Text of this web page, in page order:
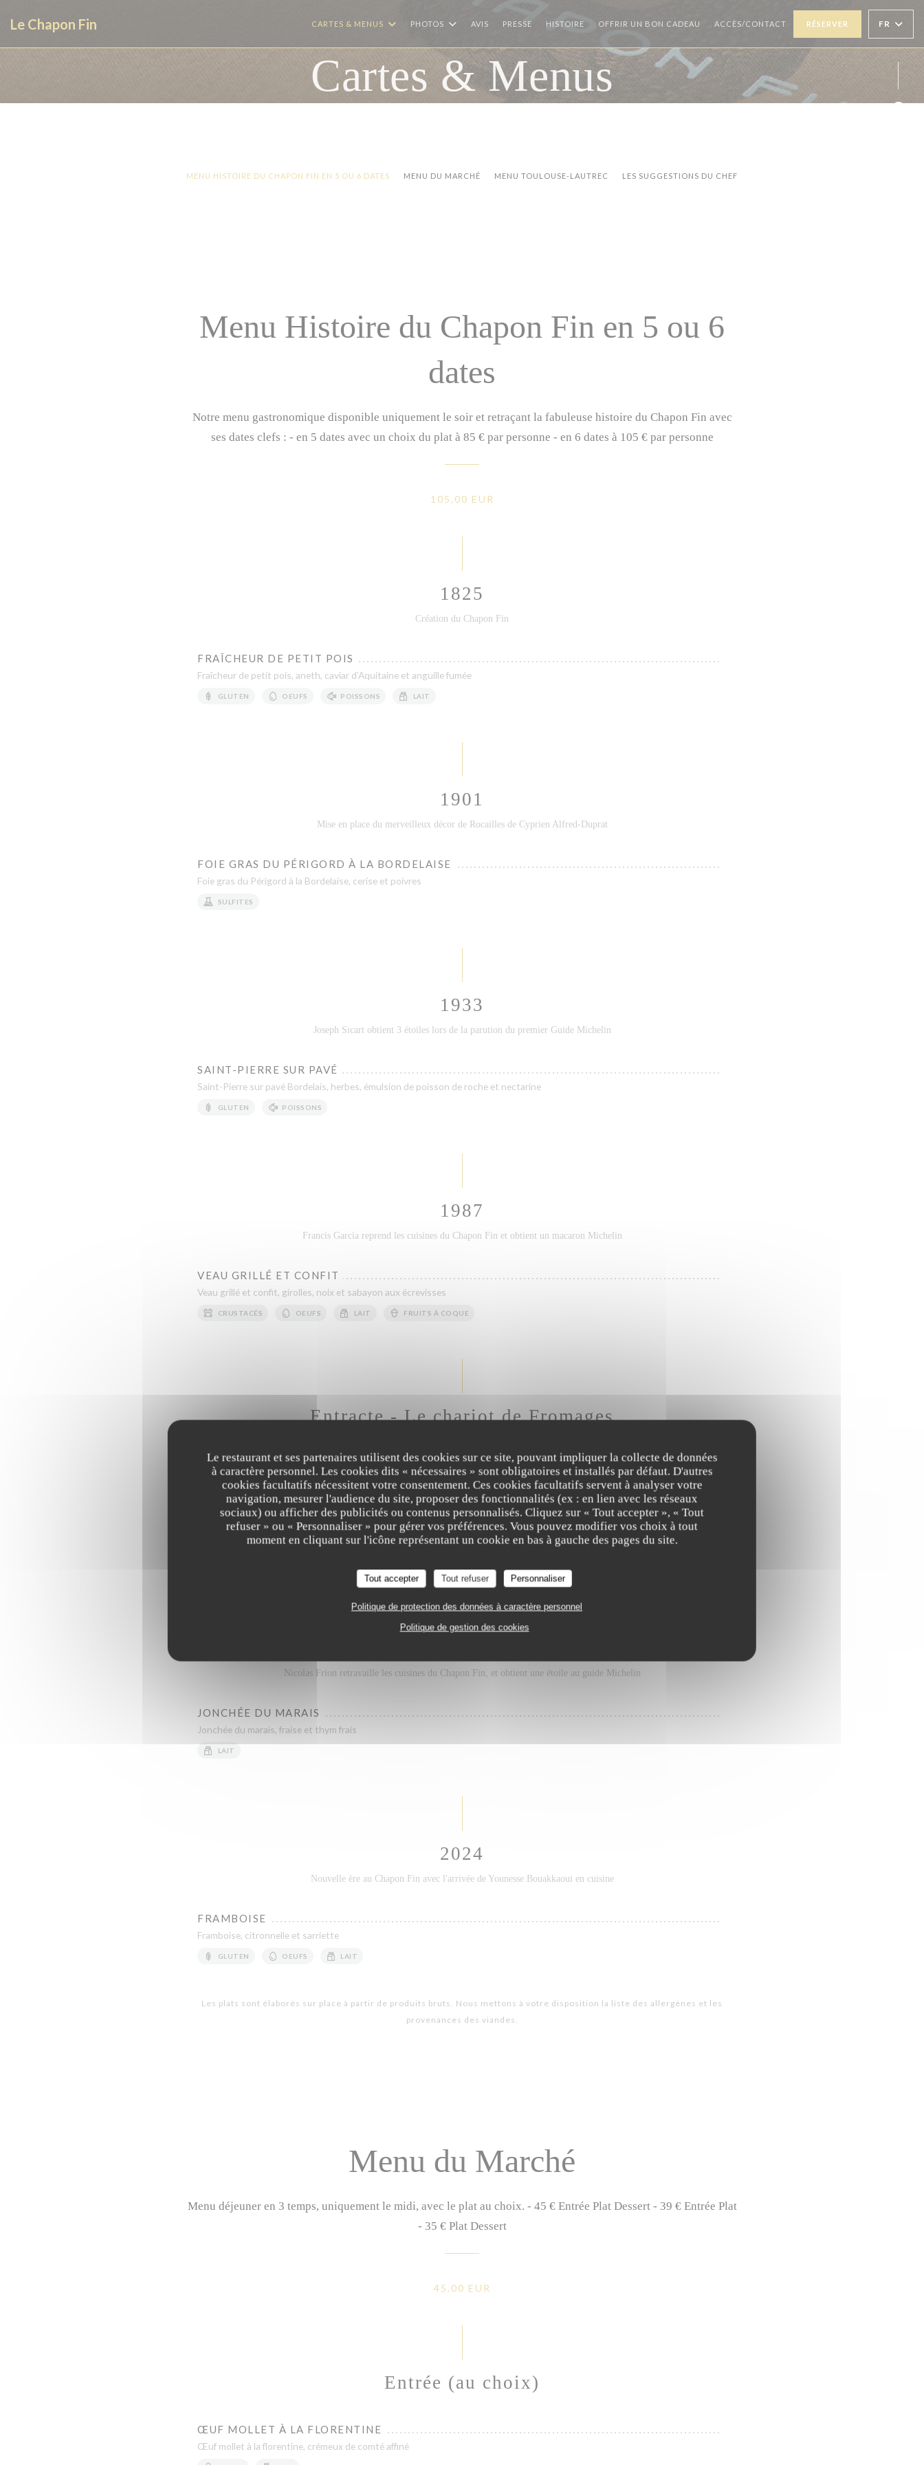
Le restaurant et ses partenaires utilisent des cookies sur ce site, pouvant impliquer la collecte de données
à caractère personnel. Les cookies dits « nécessaires » sont obligatoires et installés par défaut. D'autres
cookies facultatifs nécessitent votre consentement. Ces cookies facultatifs servent à analyser votre
navigation, mesurer l'audience du site, proposer des fonctionnalités (ex : en lien avec les réseaux
sociaux) ou afficher des publicités ou contenus personnalisés. Cliquez sur « Tout accepter », « Tout
refuser » ou « Personnaliser » pour gérer vos préférences. Vous pouvez modifier vos choix à tout
moment en cliquant sur l'icône représentant un cookie en bas à gauche des pages du site.
Tout accepter Tout refuser Personnaliser
Politique de protection des données à caractère personnel
Politique de gestion des cookies
Le Chapon Fin CARTES & MENUS PHOTOS AVIS PRESSE HISTOIRE OFFRIR UN BON CADEAU ((OUVRE UNE NOUVELLE FENÊTRE))
ACCÈS/CONTACT RÉSERVER FR
Cartes & Menus
MENU HISTOIRE DU CHAPON FIN EN 5 OU 6 DATES MENU DU MARCHÉ MENU TOULOUSE-LAUTREC LES SUGGESTIONS DU CHEF
Menu Histoire du Chapon Fin en 5 ou 6
dates
Notre menu gastronomique disponible uniquement le soir et retraçant la fabuleuse histoire du Chapon Fin avec
ses dates clefs : - en 5 dates avec un choix du plat à 85 € par personne - en 6 dates à 105 € par personne
105,00 EUR
1825
Création du Chapon Fin
FRAÎCHEUR DE PETIT POIS
Fraîcheur de petit pois, aneth, caviar d’Aquitaine et anguille fumée
GLUTEN OEUFS POISSONS LAIT
1901
Mise en place du merveilleux décor de Rocailles de Cyprien Alfred-Duprat
FOIE GRAS DU PÉRIGORD À LA BORDELAISE
Foie gras du Périgord à la Bordelaise, cerise et poivres
SULFITES
1933
Joseph Sicart obtient 3 étoiles lors de la parution du premier Guide Michelin
SAINT-PIERRE SUR PAVÉ
Saint-Pierre sur pavé Bordelais, herbes, émulsion de poisson de roche et nectarine
GLUTEN POISSONS
1987
Francis Garcia reprend les cuisines du Chapon Fin et obtient un macaron Michelin
VEAU GRILLÉ ET CONFIT
Veau grillé et confit, girolles, noix et sabayon aux écrevisses
CRUSTACÉS OEUFS LAIT FRUITS À COQUE
Entracte - Le chariot de Fromages
18,00 EUR
LE CHARIOT DE FROMAGES
Notre sélection de fromages affinés de la Maison Beillevaire
ARACHIDES FRUITS À COQUE
18,00 EUR
Nicolas Frion retravaille les cuisines du Chapon Fin, et obtient une étoile au guide Michelin
JONCHÉE DU MARAIS
Jonchée du marais, fraise et thym frais
LAIT
2024
Nouvelle ère au Chapon Fin avec l'arrivée de Younesse Bouakkaoui en cuisine
FRAMBOISE
Framboise, citronnelle et sarriette
GLUTEN OEUFS LAIT
Les plats sont élaborés sur place à partir de produits bruts. Nous mettons à votre disposition la liste des allergènes et les
provenances des viandes.
Menu du Marché
Menu déjeuner en 3 temps, uniquement le midi, avec le plat au choix. - 45 € Entrée Plat Dessert - 39 € Entrée Plat
- 35 € Plat Dessert
45,00 EUR
Entrée (au choix)
ŒUF MOLLET À LA FLORENTINE
Œuf mollet à la florentine, crémeux de comté affiné
Le Chapon Fin